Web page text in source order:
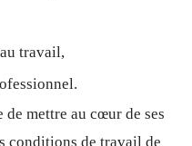
travail,
mettre au cœur de ses
conditions de travail de